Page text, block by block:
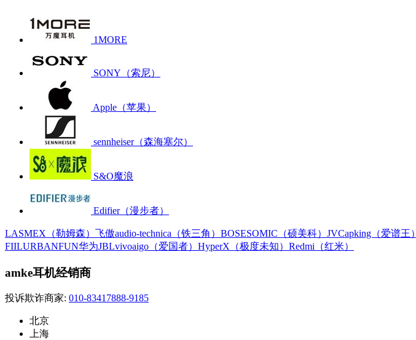
1MORE
SONY（索尼）
Apple（苹果）
sennheiser（森海塞尔）
S&O魔浪
Edifier（漫步者）
LASMEX（勒姆森） 飞傲audio-technica（铁三角） BOSESOMIC（硕美科） JVCapking（爱谱王）
FIILURBANFUN华为JBLvivoaigo（爱国者） HyperX（极度未知） Redmi（红米）
amke耳机经销商
投诉欺诈商家: 010-83417888-9185
北京
上海